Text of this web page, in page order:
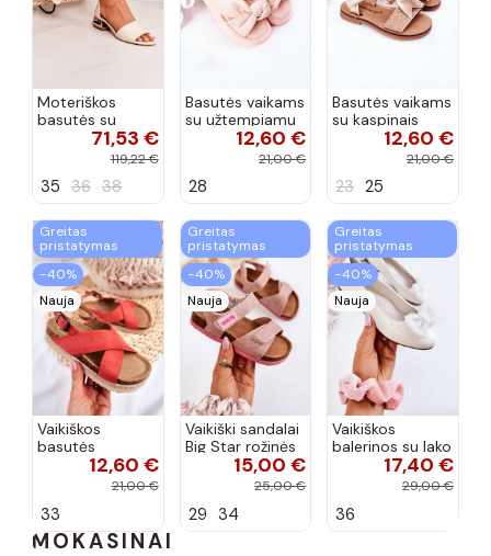
Moteriškos
basutės su
aukso spalvos
kulniukais Laura
spalvos
71,53 €
119,22 €
35 36 38
Basutės vaikams
su užtempiamu
užsegimu
rožinės spalvos
12,60 €
21,00 €
28
Basutės vaikams
su kaspinais
aukso spalvos
12,60 €
21,00 €
23 25
Greitas
pristatymas
−40%
Nauja
Vaikiškos
basutės
koralinės12,60 €
21,00 €
33
Greitas
pristatymas
−40%
Nauja
Vaikiški sandalai
Big Star rožinės
spalvos15,00 €
25,00 €
29 34
Greitas
pristatymas
−40%
Nauja
Vaikiškos
balerinos su lako
efektu ir
kaspinais baltos
17,40 €
29,00 €
36
MOKASINAI